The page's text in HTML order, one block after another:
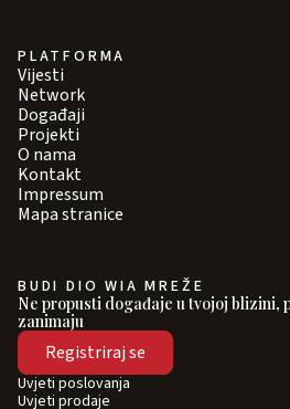
PLATFORMA
Vijesti
Network
Događaji
Projekti
O nama
Kontakt
Impressum
Mapa stranice
BUDI DIO WIA MREŽE
Ne propusti događaje u tvojoj blizini,
zanimaju
Registriraj se
Uvjeti poslovanja
Uvjeti prodaje